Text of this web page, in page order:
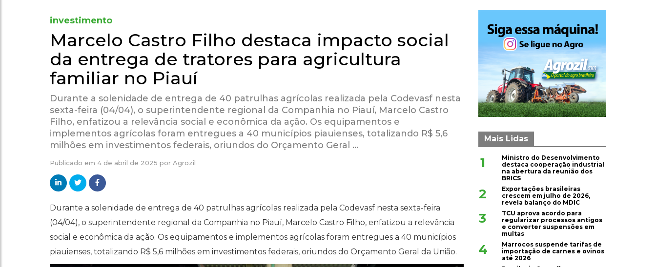
investimento
Marcelo Castro Filho destaca impacto social
da entrega de tratores para agricultura
familiar no Piauí
Durante a solenidade de entrega de 40 patrulhas agrícolas realizada pela Codevasf nesta
sexta-feira (04/04), o superintendente regional da Companhia no Piauí, Marcelo Castro
Filho, enfatizou a relevância social e econômica da ação. Os equipamentos e
implementos agrícolas foram entregues a 40 municípios piauienses, totalizando R$ 5,6
milhões em investimentos federais, oriundos do Orçamento Geral …
Publicado em 4 de abril de 2025 por Agrozil
Durante a solenidade de entrega de 40 patrulhas agrícolas realizada pela Codevasf nesta sexta-feira
(04/04), o superintendente regional da Companhia no Piauí, Marcelo Castro Filho, enfatizou a relevância
social e econômica da ação. Os equipamentos e implementos agrícolas foram entregues a 40 municípios
piauienses, totalizando R$ 5,6 milhões em investimentos federais, oriundos do Orçamento Geral da União.
Mais Lidas
1
Ministro do Desenvolvimento
destaca cooperação industrial
na abertura da reunião dos
BRICS
2
Exportações brasileiras
crescem em julho de 2026,
revela balanço do MDIC
3
TCU aprova acordo para
regularizar processos antigos
e converter suspensões em
multas
4
Marrocos suspende tarifas de
importação de carnes e ovinos
até 2026